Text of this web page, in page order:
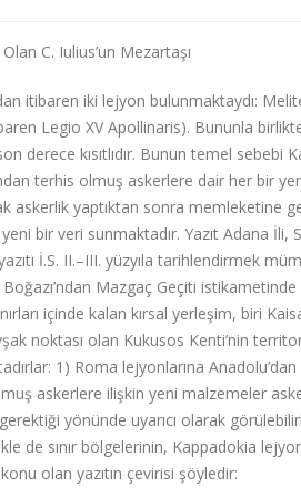
C. Iulius’un Mezartaşı
itibaren iki lejyon bulunmaktaydı:
Legio XV Apollinaris). Bununla
derece kısıtlıdır. Bunun temel sebebi
terhis olmuş askerlere dair her bir
askerlik yaptıktan sonra memleketine
bir veri sunmaktadır. Yazıt Adana İli,
İ.S. II.–III. yüzyıla tarihlendirmek
Mazgaç Geçiti istikametinde
içinde kalan kırsal yerleşim, biri
noktası olan Kukusos Kenti’nin
1) Roma lejyonlarına Anadolu’dan
askerlere ilişkin yeni malzemeler
yönünde uyarıcı olarak
de sınır bölgelerinin, Kappadokia
olan yazıtın çevirisi şöyledir: